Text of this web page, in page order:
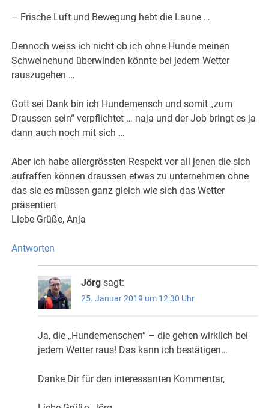
– Frische Luft und Bewegung hebt die Laune …
Dennoch weiss ich nicht ob ich ohne Hunde meinen
Schweinehund überwinden könnte bei jedem Wetter
rauszugehen …
Gott sei Dank bin ich Hundemensch und somit „zum
Draussen sein“ verpflichtet … naja und der Job bringt es ja
dann auch noch mit sich …
Aber ich habe allergrössten Respekt vor all jenen die sich
aufraffen können draussen etwas zu unternehmen ohne
das sie es müssen ganz gleich wie sich das Wetter
präsentiert
Liebe Grüße, Anja
Antworten
Jörg sagt:
25. Januar 2019 um 12:30 Uhr
Ja, die „Hundemenschen“ – die gehen wirklich bei
jedem Wetter raus! Das kann ich bestätigen…
Danke Dir für den interessanten Kommentar,